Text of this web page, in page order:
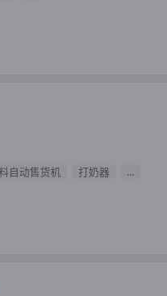
自动售货机 打奶器 ...